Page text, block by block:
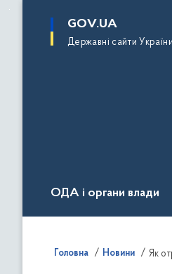
основного
GOV.UA
Державні сайти України
ОДА і органи влади
Головна Новини Як